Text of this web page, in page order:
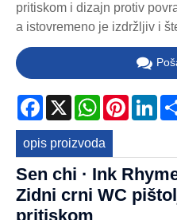
pritiskom i dizajn protiv
a istovremeno je izdržljiv i
Facebook
X WhatsApp
opis proizvoda
Sen chi · Ink
Zidni crni WC
pritiskom